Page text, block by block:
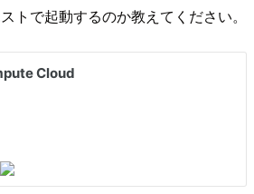
トで起動するのか教えてください。